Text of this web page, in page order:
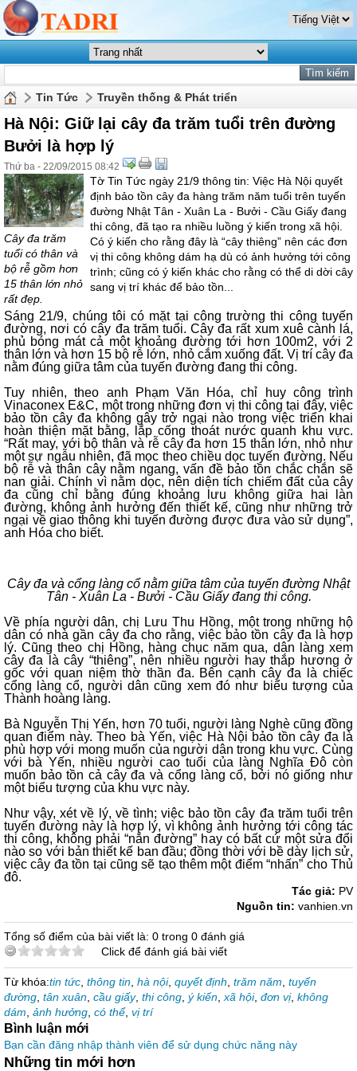
Tin Tức Truyền thống & Phát triển
Hà Nội: Giữ lại cây đa trăm tuổi trên đường
Bưởi là hợp lý
Thứ ba - 22/09/2015 08:42
Cây đa trăm
tuổi có thân và
bộ rễ gồm hơn
15 thân lớn nhỏ
rất đẹp.
Tờ Tin Tức ngày 21/9 thông tin: Việc Hà Nội quyết
định bảo tồn cây đa hàng trăm năm tuổi trên tuyến
đường Nhật Tân - Xuân La - Bưởi - Cầu Giấy đang
thi công, đã tạo ra nhiều luồng ý kiến trong xã hội.
Có ý kiến cho rằng đây là “cây thiêng” nên các đơn
vị thi công không dám hạ dù có ảnh hưởng tới công
trình; cũng có ý kiến khác cho rằng có thể di dời cây
sang vị trí khác để bảo tồn...
Sáng 21/9, chúng tôi có mặt tại công trường thi công tuyến
đường, nơi có cây đa trăm tuổi. Cây đa rất xum xuê cành lá,
phủ bóng mát cả một khoảng đường tới hơn 100m2, với 2
thân lớn và hơn 15 bộ rễ lớn, nhỏ cắm xuống đất. Vị trí cây đa
nằm đúng giữa tâm của tuyến đường đang thi công.
Tuy nhiên, theo anh Phạm Văn Hóa, chỉ huy công trình
Vinaconex E&C, một trong những đơn vị thi công tại đây, việc
bảo tồn cây đa không gây trở ngại nào trong việc triển khai
hoàn thiện mặt bằng, lắp cống thoát nước quanh khu vực.
“Rất may, với bộ thân và rễ cây đa hơn 15 thân lớn, nhỏ như
một sự ngẫu nhiên, đã mọc theo chiều dọc tuyến đường. Nếu
bộ rễ và thân cây nằm ngang, vấn đề bảo tồn chắc chắn sẽ
nan giải. Chính vì nằm dọc, nên diện tích chiếm đất của cây
đa cũng chỉ bằng đúng khoảng lưu không giữa hai làn
đường, không ảnh hưởng đến thiết kế, cũng như những trở
ngại về giao thông khi tuyến đường được đưa vào sử dụng”,
anh Hóa cho biết.
Cây đa và cổng làng cổ nằm giữa tâm của tuyến đường Nhật
Tân - Xuân La - Bưởi - Cầu Giấy đang thi công.
Về phía người dân, chị Lưu Thu Hồng, một trong những hộ
dân có nhà gần cây đa cho rằng, việc bảo tồn cây đa là hợp
lý. Cũng theo chị Hồng, hàng chục năm qua, dân làng xem
cây đa là cây “thiêng”, nên nhiều người hay thắp hương ở
gốc với quan niệm thờ thần đa. Bên cạnh cây đa là chiếc
cổng làng cổ, người dân cũng xem đó như biểu tượng của
Thành hoàng làng.
Bà Nguyễn Thị Yến, hơn 70 tuổi, người làng Nghè cũng đồng
quan điểm này. Theo bà Yến, việc Hà Nội bảo tồn cây đa là
phù hợp với mong muốn của người dân trong khu vực. Cùng
với bà Yến, nhiều người cao tuổi của làng Nghĩa Đô còn
muốn bảo tồn cả cây đa và cổng làng cổ, bởi nó giống như
một biểu tượng của khu vực này.
Như vậy, xét về lý, về tình; việc bảo tồn cây đa trăm tuổi trên
tuyến đường này là hợp lý, vì không ảnh hưởng tới công tác
thi công, không phải “nắn đường” hay có bất cứ một sửa đổi
nào so với bản thiết kế ban đầu; đồng thời với bề dày lịch sử,
việc cây đa tồn tại cũng sẽ tạo thêm một điểm “nhấn” cho Thủ
đô.
Tác giả: PV
Nguồn tin: vanhien.vn
Tổng số điểm của bài viết là: 0 trong 0 đánh giá
Click để đánh giá bài viết
Từ khóa:tin tức thông tin hà nội, quyết định trăm năm tuyến
đường tân xuân cầu giấy, thi công ý kiến xã hội, đơn vị, không
dám ảnh hưởng có thể, vị trí
Bình luận mới
Bạn cần đăng nhập thành viên để sử dụng chức năng này
Những tin mới hơn